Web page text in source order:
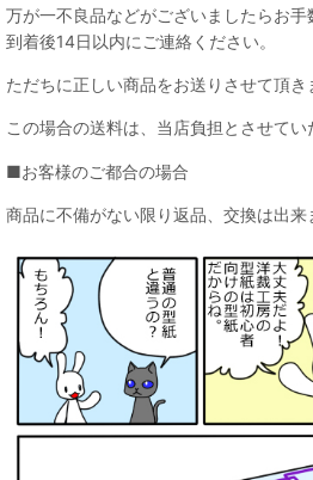
万が一不良品などがございましたらお
到着後14日以内にご連絡ください。
ただちに正しい商品をお送りさせて頂き
この場合の送料は、当店負担とさせてい
■お客様のご都合の場合
商品に不備がない限り返品、交換は出来